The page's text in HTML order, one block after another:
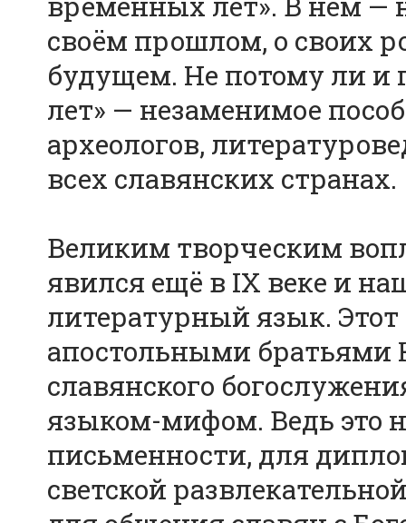
своём прошлом, о своих
будущем. Не потому ли и
лет» — незаменимое
археологов,
всех славянских странах.
Великим творческим
явился ещё в IX веке и
литературный язык.
апостольными
славянского
языком-мифом. Ведь это
письменности, для
светской